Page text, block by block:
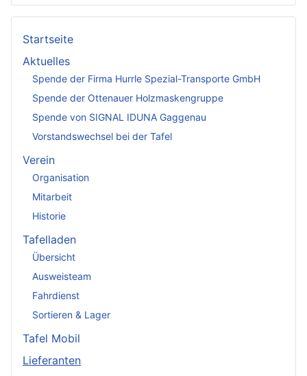
Startseite
Aktuelles
Spende der Firma Hurrle Spezial-Transporte GmbH
Spende der Ottenauer Holzmaskengruppe
Spende von SIGNAL IDUNA Gaggenau
Vorstandswechsel bei der Tafel
Verein
Organisation
Mitarbeit
Historie
Tafelladen
Übersicht
Ausweisteam
Fahrdienst
Sortieren & Lager
Tafel Mobil
Lieferanten